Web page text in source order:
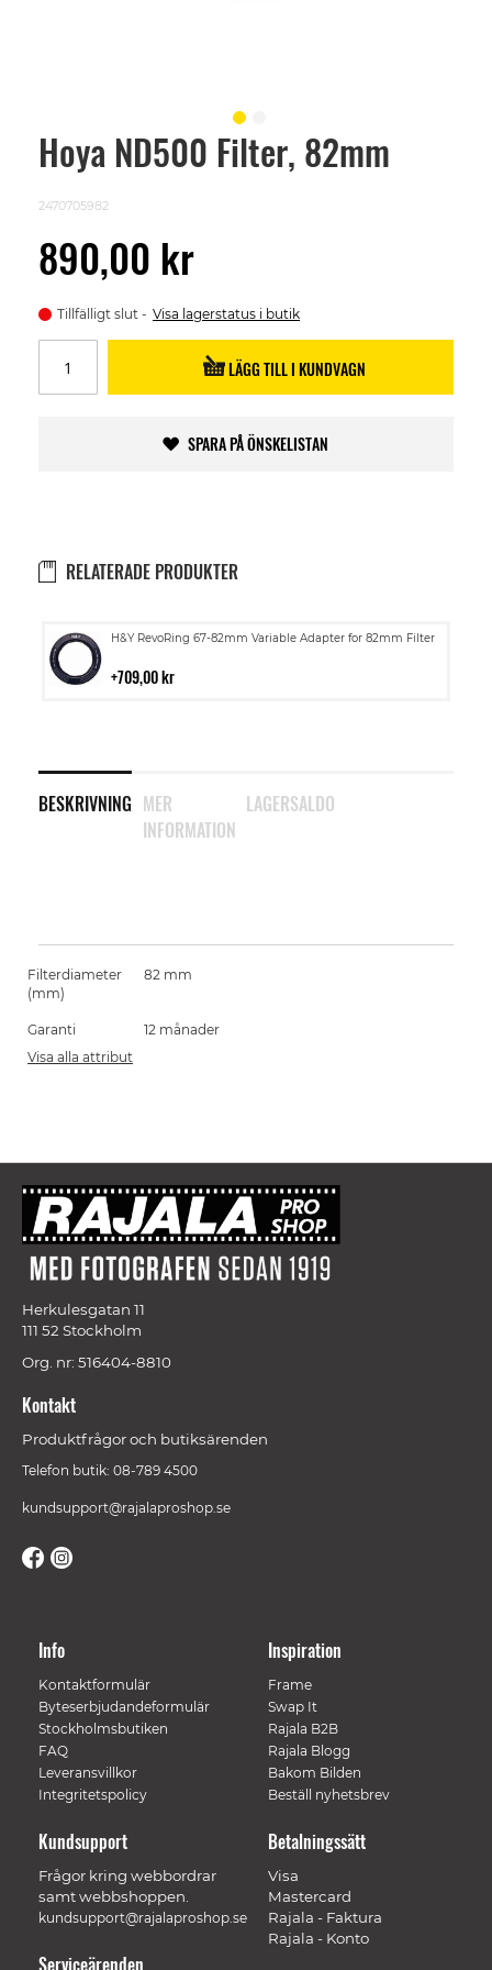
Hoya ND500 Filter, 82mm
2470705982
890,00 kr
Tillfälligt slut Visa lagerstatus i butik
LÄGG TILL I KUNDVAGN
SPARA PÅ ÖNSKELISTAN
RELATERADE PRODUKTER
H&Y RevoRing 67-82mm Variable Adapter for 82mm Filter
709,00 kr
Lägg
i
BESKRIVNING MER
INFORMATION
LAGERSALDO
Skip
images
gallery
Filterdiameter
(mm)
82 mm
Garanti
12 månader
Visa alla attribut
Herkulesgatan 11
111 52 Stockholm
Org. nr: 516404-8810
Kontakt
Produktfrågor och butiksärenden
Telefon butik: 08-789 4500
kundsupport@rajalaproshop.se
Info
Kontaktformulär
Byteserbjudandeformulär
Stockholmsbutiken
FAQ
Leveransvillkor
Integritetspolicy
Inspiration
Frame
Swap It
Rajala B2B
Rajala Blogg
Bakom Bilden
Beställ nyhetsbrev
Betalningssätt
Visa
Mastercard
Rajala - Faktura
Rajala - Konto
Kundsupport
Frågor kring webbordrar
samt webbshoppen.
kundsupport@rajalaproshop.se
Serviceärenden